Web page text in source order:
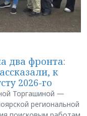
два фронта:
к
2026-го
Торгашиной —
региональной